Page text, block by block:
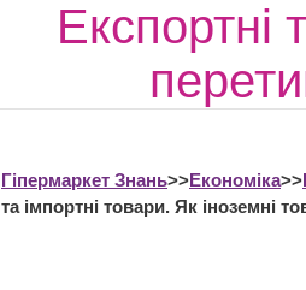
Експортні
Гіпермаркет Знань>>Економіка>>
та імпортні товари. Як іноземні